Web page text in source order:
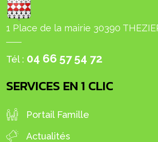
1 Place de la mairie 30390
Tél : 04 66 57 54 72
SERVICES EN 1 CLIC
Portail Famille
Actualités